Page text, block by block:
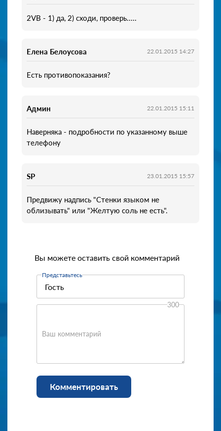
2VB - 1) да, 2) сходи, проверь.....
Елена Белоусова 22.01.2015 14:27
Есть противопоказания?
Админ 22.01.2015 15:11
Наверняка - подробности по указанному выше
телефону
SP 23.01.2015 15:57
Предвижу надпись "Стенки языком не
облизывать" или "Желтую соль не есть".
Вы можете оставить свой комментарий
Представьтесь
Ваш комментарий
300
Комментировать